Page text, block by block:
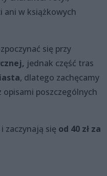
ani w książkowych
się przy
jednak część tras
, dlatego zachęcamy
poszczególnych
zaczynają się od 40 zł za